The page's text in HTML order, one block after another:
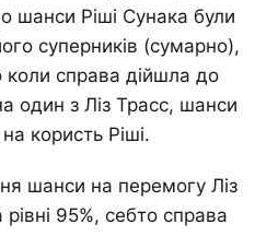
шанси Ріші Сунака були
суперників (сумарно),
коли справа дійшла до
один з Ліз Трасс, шанси
користь Ріші.
шанси на перемогу Ліз
95%, себто справа